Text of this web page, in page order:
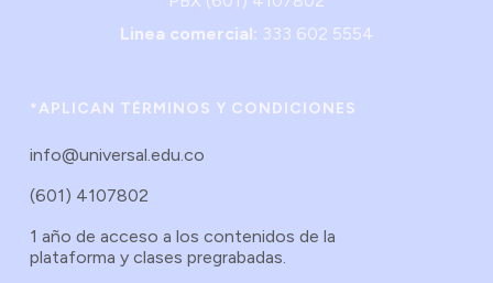
Linea comercial: 333 602 5554
*APLICAN TÉRMINOS Y CONDICIONES
info@universal.edu.co
(601) 4107802
1 año de acceso a los contenidos de la
plataforma y clases pregrabadas.